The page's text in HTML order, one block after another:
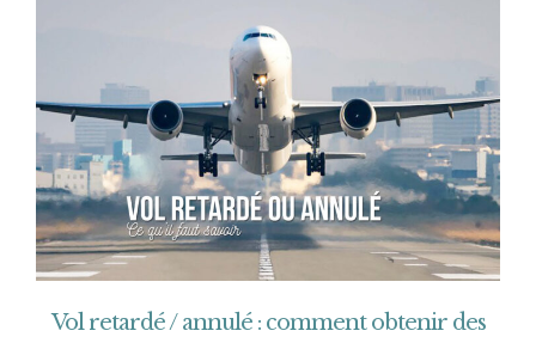
Vol retardé / annulé : comment obtenir des